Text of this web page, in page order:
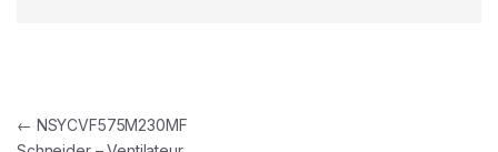
Navigation de l’article
← NSYCVF575M230MF